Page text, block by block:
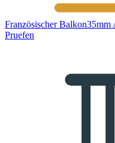
Französischer Balkon35mm
Pruefen